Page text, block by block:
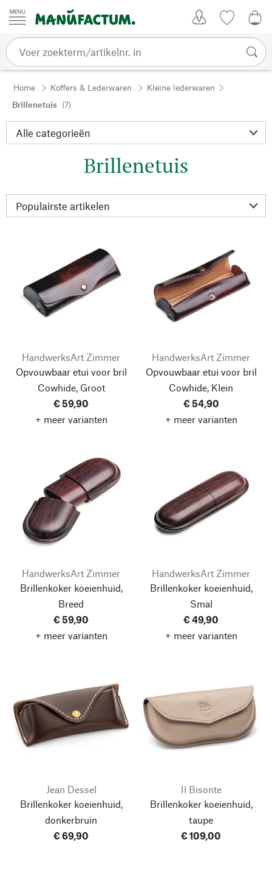
Passer au contenu
Home Koffers & Lederwaren
Kleine lederwaren
Brillenetuis (7)
Brillenetuis
HandwerksArt Zimmer
Opvouwbaar etui voor bril
Cowhide, Groot
€ 59,90
+ meer varianten
HandwerksArt Zimmer
Opvouwbaar etui voor bril
Cowhide, Klein
€ 54,90
+ meer varianten
HandwerksArt Zimmer
Brillenkoker koeienhuid,
Breed
€ 59,90
+ meer varianten
HandwerksArt Zimmer
Brillenkoker koeienhuid,
Smal
€ 49,90
+ meer varianten
Jean Dessel
Brillenkoker koeienhuid,
donkerbruin
€ 69,90
Il Bisonte
Brillenkoker koeienhuid,
taupe
€ 109,00